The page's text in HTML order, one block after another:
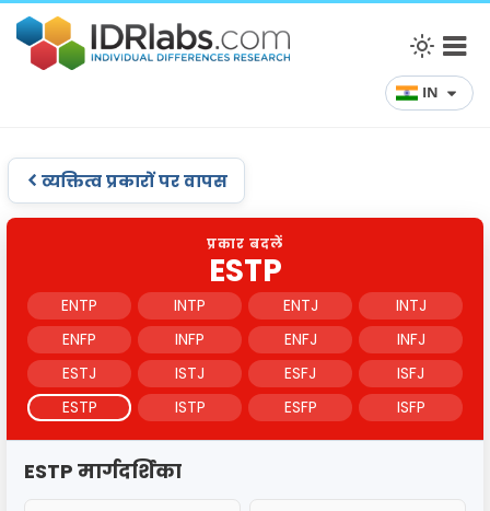
IN
व्यक्तित्व प्रकारों पर वापस
प्रकार बदलें
ESTP
ENTP INTP ENTJ
INTJ
ENFP
INFP ENFJ
INFJ
ESTJ
ISTJ ESFJ
ISFJ
ESTP
ISTP ESFP ISFP
ESTP मार्गदर्शिका